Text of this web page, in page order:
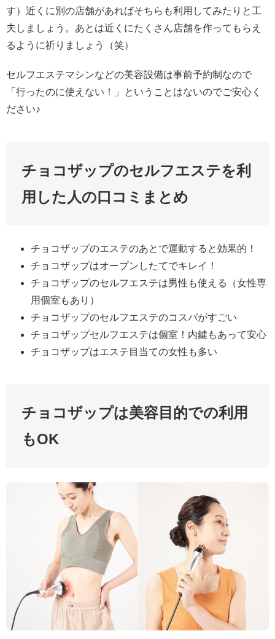
す）近くに別の店舗があればそちらも利用してみたりと工
夫しましょう。あとは近くにたくさん店舗を作ってもらえ
るように祈りましょう（笑）
セルフエステマシンなどの美容設備は事前予約制なので
「行ったのに使えない！」ということはないのでご安心く
ださい♪
チョコザップのセルフエステを利
用した人の口コミまとめ
チョコザップのエステのあとで運動すると効果的！
チョコザップはオープンしたてでキレイ！
チョコザップのセルフエステは男性も使える（女性専
用個室もあり）
チョコザップのセルフエステのコスパがすごい
チョコザップセルフエステは個室！内鍵もあって安心
チョコザップはエステ目当ての女性も多い
チョコザップは美容目的での利用
もOK